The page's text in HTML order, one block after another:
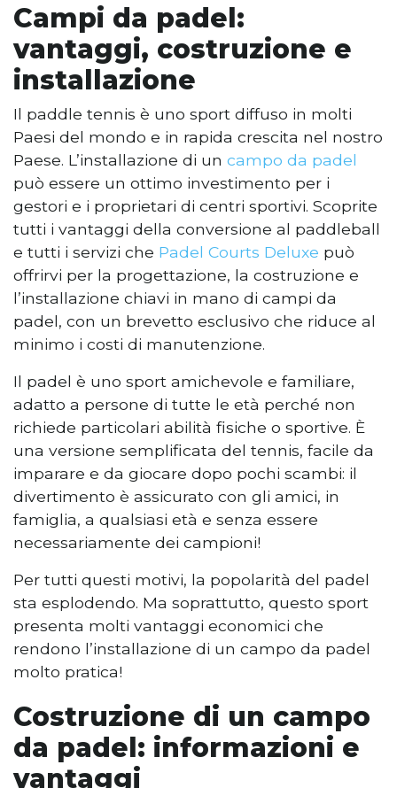
Campi da padel:
vantaggi, costruzione e
installazione
Il paddle tennis è uno sport diffuso in molti
Paesi del mondo e in rapida crescita nel nostro
Paese. L’installazione di un campo da padel
può essere un ottimo investimento per i
gestori e i proprietari di centri sportivi. Scoprite
tutti i vantaggi della conversione al paddleball
e tutti i servizi che Padel Courts Deluxe può
offrirvi per la progettazione, la costruzione e
l’installazione chiavi in mano di campi da
padel, con un brevetto esclusivo che riduce al
minimo i costi di manutenzione.
Il padel è uno sport amichevole e familiare,
adatto a persone di tutte le età perché non
richiede particolari abilità fisiche o sportive. È
una versione semplificata del tennis, facile da
imparare e da giocare dopo pochi scambi: il
divertimento è assicurato con gli amici, in
famiglia, a qualsiasi età e senza essere
necessariamente dei campioni!
Per tutti questi motivi, la popolarità del padel
sta esplodendo. Ma soprattutto, questo sport
presenta molti vantaggi economici che
rendono l’installazione di un campo da padel
molto pratica!
Costruzione di un campo
da padel: informazioni e
vantaggi